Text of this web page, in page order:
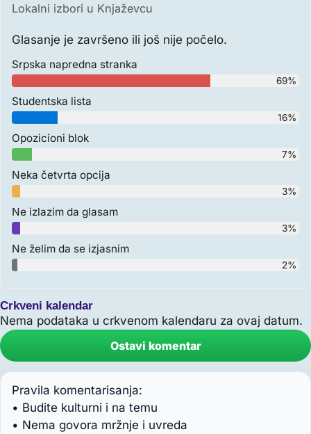
Lokalni izbori u Knjaževcu
Glasanje je završeno ili još nije počelo.
Srpska napredna stranka
69%
Studentska lista
16%
Opozicioni blok
7%
Neka četvrta opcija
3%
Ne izlazim da glasam
3%
Ne želim da se izjasnim
2%
Crkveni kalendar
Nema podataka u crkvenom kalendaru za ovaj datum.
Ostavi komentar
Pravila komentarisanja:
• Budite kulturni i na temu
• Nema govora mržnje i uvreda